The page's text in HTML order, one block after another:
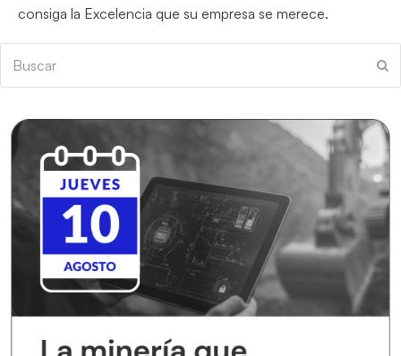
consiga la Excelencia que su empresa se merece.